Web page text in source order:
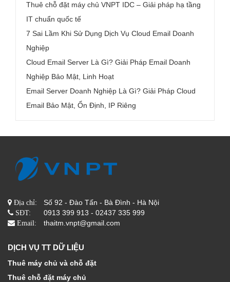
Thuê chỗ đặt máy chủ VNPT IDC – Giải pháp hạ tầng
IT chuẩn quốc tế
7 Sai Lầm Khi Sử Dụng Dịch Vụ Cloud Email Doanh
Nghiệp
Cloud Email Server Là Gì? Giải Pháp Email Doanh
Nghiệp Bảo Mật, Linh Hoạt
Email Server Doanh Nghiệp Là Gì? Giải Pháp Cloud
Email Bảo Mật, Ổn Định, IP Riêng
Địa chỉ: Số 92 - Đào Tấn - Bà Đình - Hà Nội
SĐT: 0913 399 913 - 02437 335 999
Email: thaitm.vnpt@gmail.com
DỊCH VỤ TT DỮ LIỆU
Thuê máy chủ và chỗ đặt
Thuê chỗ đặt máy chủ